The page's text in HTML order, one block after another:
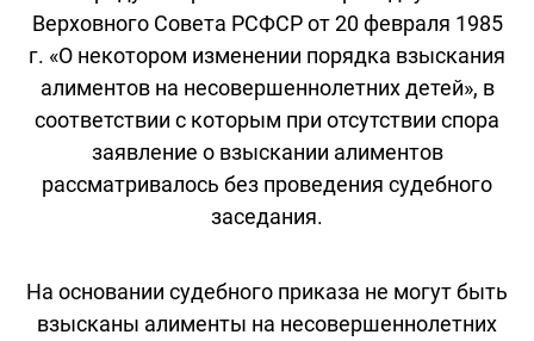
Верховного Совета РСФСР от 20 февраля 1985
г. «О некотором изменении порядка взыскания
алиментов на несовершеннолетних детей», в
соответствии с которым при отсутствии спора
заявление о взыскании алиментов
рассматривалось без проведения судебного
заседания.
На основании судебного приказа не могут быть
взысканы алименты на несовершеннолетних